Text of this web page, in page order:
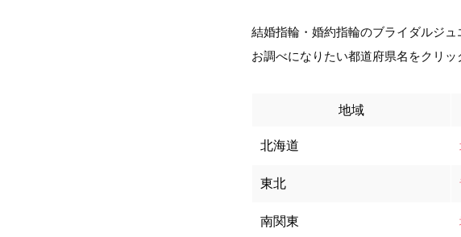
結婚指輪・婚約指輪のブライダルジ
お調べになりたい都道府県名をクリッ
地域
北海道
東北
南関東